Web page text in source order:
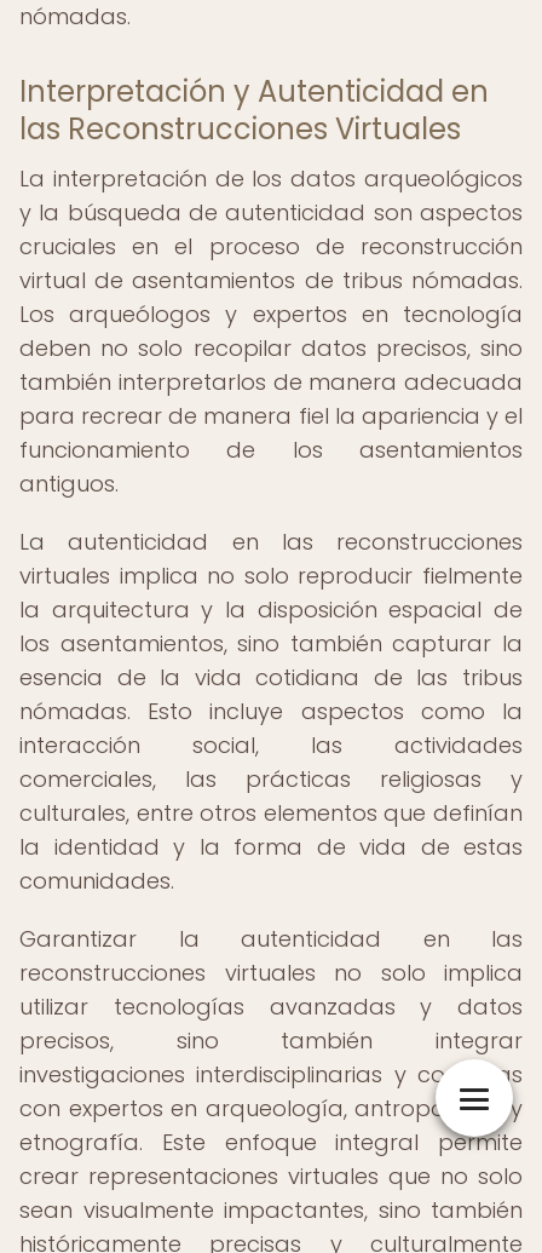
nómadas.
Interpretación y Autenticidad en
las Reconstrucciones Virtuales
La interpretación de los datos arqueológicos
y la búsqueda de autenticidad son aspectos
cruciales en el proceso de reconstrucción
virtual de asentamientos de tribus nómadas.
Los arqueólogos y expertos en tecnología
deben no solo recopilar datos precisos, sino
también interpretarlos de manera adecuada
para recrear de manera fiel la apariencia y el
funcionamiento de los asentamientos
antiguos.
La autenticidad en las reconstrucciones
virtuales implica no solo reproducir fielmente
la arquitectura y la disposición espacial de
los asentamientos, sino también capturar la
esencia de la vida cotidiana de las tribus
nómadas. Esto incluye aspectos como la
interacción social, las actividades
comerciales, las prácticas religiosas y
culturales, entre otros elementos que definían
la identidad y la forma de vida de estas
comunidades.
Garantizar la autenticidad en las
reconstrucciones virtuales no solo implica
utilizar tecnologías avanzadas y datos
precisos, sino también integrar
investigaciones interdisciplinarias y consultas
con expertos en arqueología, antropología y
etnografía. Este enfoque integral permite
crear representaciones virtuales que no solo
sean visualmente impactantes, sino también
históricamente precisas y culturalmente